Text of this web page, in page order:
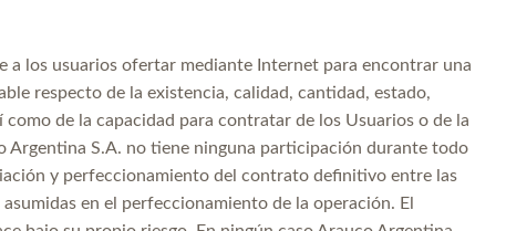
a los usuarios ofertar mediante Internet para encontrar una
respecto de la existencia, calidad, cantidad, estado,
de la capacidad para contratar de los Usuarios o de la
Argentina S.A. no tiene ninguna participación durante todo
y perfeccionamiento del contrato definitivo entre las
en el perfeccionamiento de la operación. El